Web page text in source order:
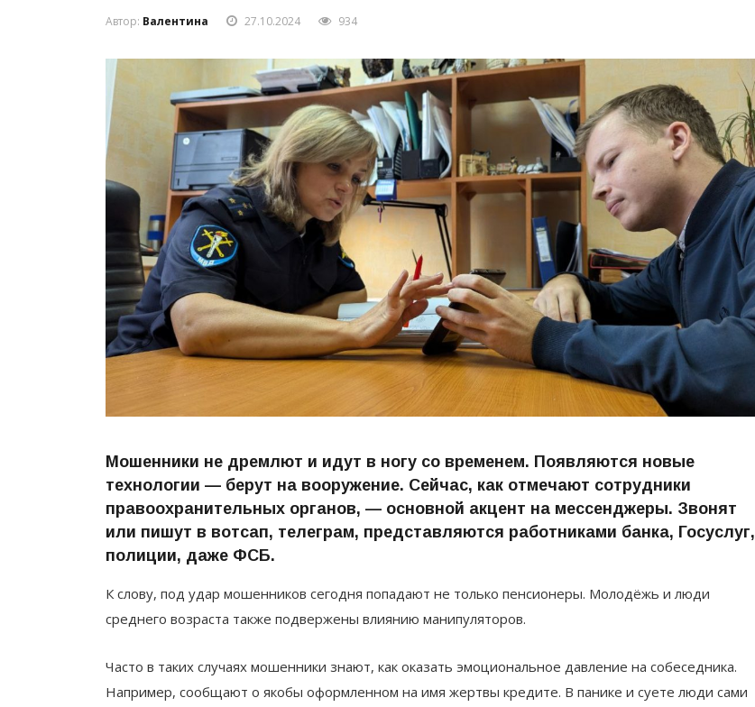
Автор: Валентина 27.10.2024 934
Мошенники не дремлют и идут в ногу со временем. Появляются новые
технологии — берут на вооружение. Сейчас, как отмечают сотрудники
правоохранительных органов, — основной акцент на мессенджеры. Звонят
или пишут в вотсап, телеграм, представляются работниками банка, Госуслуг,
полиции, даже ФСБ.
К слову, под удар мошенников сегодня попадают не только пенсионеры. Молодёжь и люди
среднего возраста также подвержены влиянию манипуляторов.
Часто в таких случаях мошенники знают, как оказать эмоциональное давление на собеседника.
Например, сообщают о якобы оформленном на имя жертвы кредите. В панике и суете люди сами